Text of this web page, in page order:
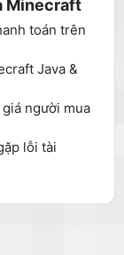
Minecraft
toán trên
Java &
người mua
lỗi tài